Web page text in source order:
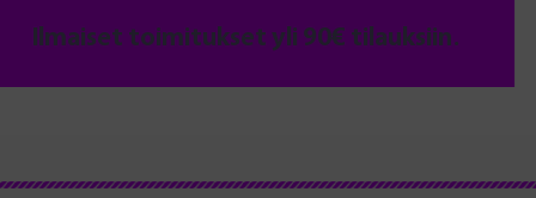
Ilmaiset toimitukset yli 90€ tilauksiin.